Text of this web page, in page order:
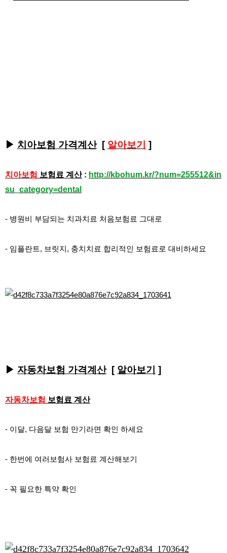
▶ 치아보험 가격계산[ 알아보기 ]
치아보험 보험료 계산: http://kbohum.kr/?num=255512&in
su_category=dental
- 병원비 부담되는 치과치료 처음보험료 그대로
- 임플란트, 브릿지, 충치치료 합리적인 보험료로 대비하세요
▶ 자동차보험 가격계산[ 알아보기 ]
자동차보험 보험료 계산
- 이달, 다음달 보험 만기라면 확인 하세요
- 한번에 여러보험사 보험료 계산해보기
- 꼭 필요한 특약 확인